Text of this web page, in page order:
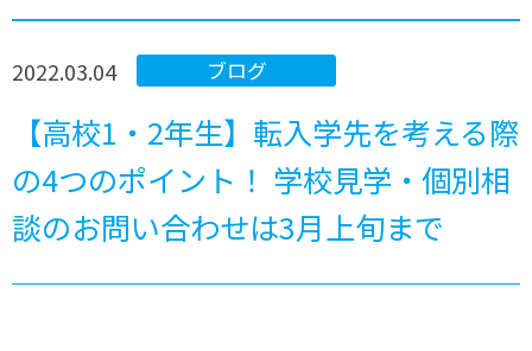
ブログ
2022.03.04
【高校1・2年生】転入学先を考える際
の4つのポイント！ 学校見学・個別相
談のお問い合わせは3月上旬まで